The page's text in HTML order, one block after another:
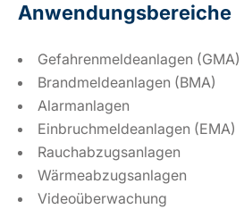
Anwendungsbereiche
Gefahrenmeldeanlagen (GMA)
Brandmeldeanlagen (BMA)
Alarmanlagen
Einbruchmeldeanlagen (EMA)
Rauchabzugsanlagen
Wärmeabzugsanlagen
Videoüberwachung